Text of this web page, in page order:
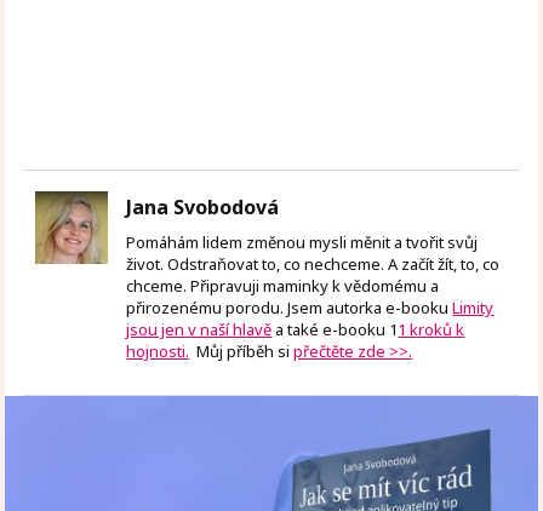
Jana Svobodová
Pomáhám lidem změnou mysli měnit a tvořit svůj
život. Odstraňovat to, co nechceme. A začít žít, to, co
chceme. Připravuji maminky k vědomému a
přirozenému porodu. Jsem autorka e-bookuLimity
jsou jen v naší hlavě a také e-booku 11 kroků k
hojnosti. Můj příběh sipřečtěte zde >>.